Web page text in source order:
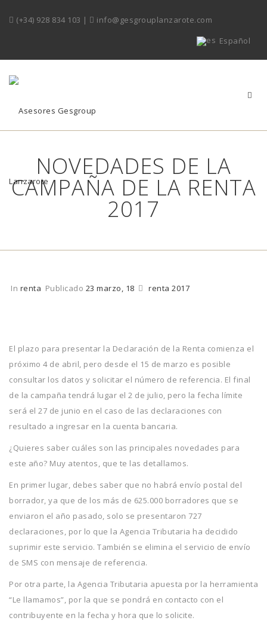
(+34) 928 834 103 |
info@gesgrouplanzarote.com
Español
NOVEDADES DE LA
CAMPAÑA DE LA RENTA
2017
In renta Publicado 23 marzo, 18 renta 2017
El plazo para presentar la Declaración de la Renta comienza el
próximo 4 de abril, pero desde el 15 de marzo es posible
consultar los datos y solicitar el número de referencia. El final
de la campaña tendrá lugar el 2 de julio, pero la fecha límite
será el 27 de junio en el caso de las declaraciones con
resultado a ingresar en la cuenta bancaria.
¿Quieres saber cuáles son las principales novedades para
este año? Muy atentos, que te las detallamos.
En primer lugar, debes saber que no habrá envío postal del
borrador, ya que de los más de 625.000 borradores que se
enviaron el año pasado, solo se presentaron 727
declaraciones, por lo que la Agencia Tributaria ha decidido
suprimir este servicio. También se elimina el servicio de envío
de SMS con mensaje de referencia.
Por otra parte, la Agencia Tributaria apuesta por la herramienta
“Le llamamos”, por la que se pondrá en contacto con el
contribuyente en la fecha y hora que lo solicite.